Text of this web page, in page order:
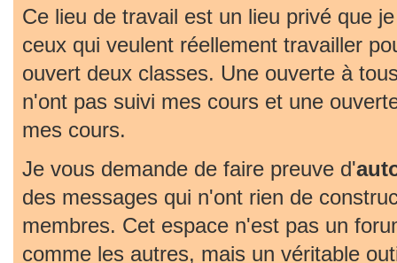
Ce lieu de travail est un lieu privé que
ceux qui veulent réellement travailler
ouvert deux classes. Une ouverte à
n'ont pas suivi mes cours et une
mes cours.
Je vous demande de faire preuve d'
des messages qui n'ont rien de
membres. Cet espace n'est pas un
comme les autres, mais un véritable